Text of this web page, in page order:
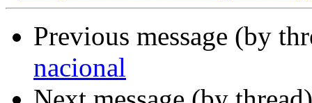
Previous message (by
nacional